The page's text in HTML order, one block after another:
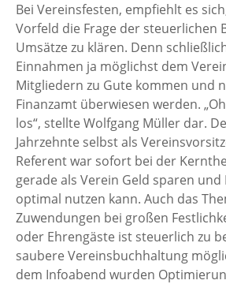
Bei Vereinsfesten, empfiehlt es
Vorfeld die Frage der steuerlichen
Umsätze zu klären. Denn
Einnahmen ja möglichst dem
Mitgliedern zu Gute kommen und
Finanzamt überwiesen werden.
los“, stellte Wolfgang Müller dar.
Jahrzehnte selbst als
Referent war sofort bei der
gerade als Verein Geld sparen und
optimal nutzen kann. Auch das
Zuwendungen bei großen
oder Ehrengäste ist steuerlich zu
saubere Vereinsbuchhaltung
dem Infoabend wurden